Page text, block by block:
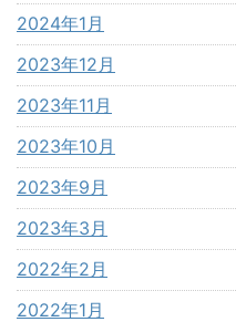
2024年1月
2023年12月
2023年11月
2023年10月
2023年9月
2023年3月
2022年2月
2022年1月